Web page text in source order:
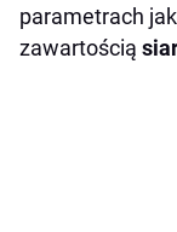
parametrach
zawartością